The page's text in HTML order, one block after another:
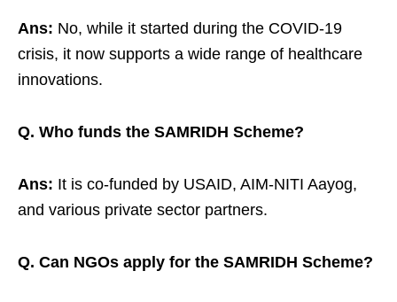
Ans: No, while it started during the COVID-19
crisis, it now supports a wide range of healthcare
innovations.
Q. Who funds the SAMRIDH Scheme?
Ans: It is co-funded by USAID, AIM-NITI Aayog,
and various private sector partners.
Q. Can NGOs apply for the SAMRIDH Scheme?